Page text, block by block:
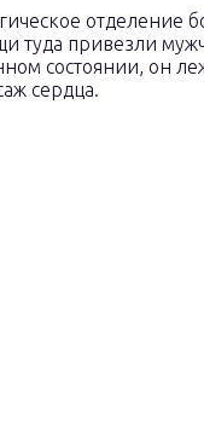
отделение
туда привезли
состоянии, он
сердца.